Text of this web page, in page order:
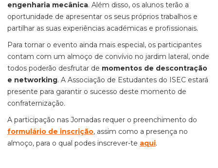
engenharia mecânica. Além disso, os alunos terão a
oportunidade de apresentar os seus próprios trabalhos e
partilhar as suas experiências académicas e profissionais.
Para tornar o evento ainda mais especial, os participantes
contam com um almoço de convívio no jardim lateral, onde
todos poderão desfrutar de momentos de descontração
e networking. A Associação de Estudantes do ISEC estará
presente para garantir o sucesso deste momento de
confraternização.
A participação nas Jornadas requer o preenchimento do
formulário de inscrição, assim como a presença no
almoço, para o qual podes inscrever-te aqui.